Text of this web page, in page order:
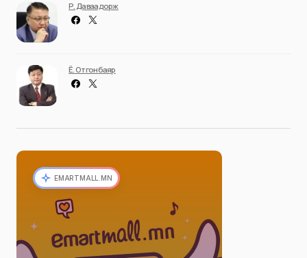
Р. Даваадорж
Ё. Отгонбаяр
EMARTMALL.MN